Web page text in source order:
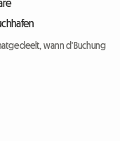
wann d'Buchung